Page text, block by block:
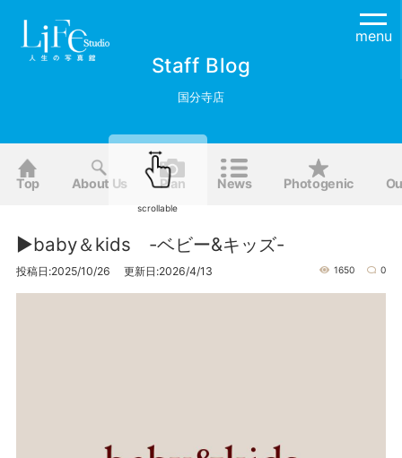
menu
Staff Blog
国分寺店
Top About Us Plan News Photogenic
▶baby＆kids -ベビー&キッズ-
投稿日:2025/10/26 更新日:2026/4/13 1650 0